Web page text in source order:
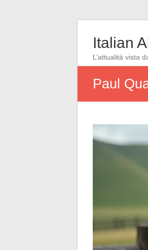
Italian
L’attualità vista
Paul